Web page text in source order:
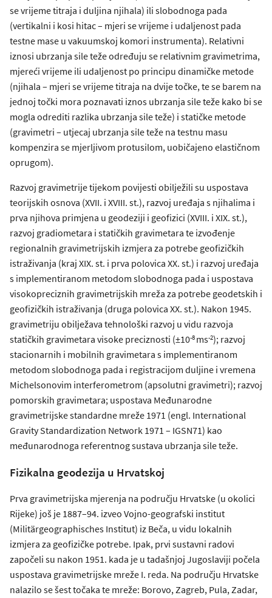
se vrijeme titraja i duljina njihala) ili slobodnoga pada
(vertikalni i kosi hitac – mjeri se vrijeme i udaljenost pada
testne mase u vakuumskoj komori instrumenta). Relativni
iznosi ubrzanja sile teže određuju se relativnim gravimetrima,
mjereći vrijeme ili udaljenost po principu dinamičke metode
(njihala – mjeri se vrijeme titraja na dvije točke, te se barem na
jednoj točki mora poznavati iznos ubrzanja sile teže kako bi se
mogla odrediti razlika ubrzanja sile teže) i statičke metode
(gravimetri – utjecaj ubrzanja sile teže na testnu masu
kompenzira se mjerljivom protusilom, uobičajeno elastičnom
oprugom).
Razvoj gravimetrije tijekom povijesti obilježili su uspostava
teorijskih osnova (XVII. i XVIII. st.), razvoj uređaja s njihalima i
prva njihova primjena u geodeziji i geofizici (XVIII. i XIX. st.),
razvoj gradiometara i statičkih gravimetara te izvođenje
regionalnih gravimetrijskih izmjera za potrebe geofizičkih
istraživanja (kraj XIX. st. i prva polovica XX. st.) i razvoj uređaja
s implementiranom metodom slobodnoga pada i uspostava
visokopreciznih gravimetrijskih mreža za potrebe geodetskih i
geofizičkih istraživanja (druga polovica XX. st.). Nakon 1945.
gravimetriju obilježava tehnološki razvoj u vidu razvoja
statičkih gravimetara visoke preciznosti (±10-8 ms-2); razvoj
stacionarnih i mobilnih gravimetara s implementiranom
metodom slobodnoga pada i registracijom duljine i vremena
Michelsonovim interferometrom (apsolutni gravimetri); razvoj
pomorskih gravimetara; uspostava Međunarodne
gravimetrijske standardne mreže 1971 (engl. International
Gravity Standardization Network 1971 – IGSN71) kao
međunarodnoga referentnog sustava ubrzanja sile teže.
Fizikalna geodezija u Hrvatskoj
Prva gravimetrijska mjerenja na području Hrvatske (u okolici
Rijeke) još je 1887–94. izveo Vojno-geografski institut
(Militärgeographisches Institut) iz Beča, u vidu lokalnih
izmjera za geofizičke potrebe. Ipak, prvi sustavni radovi
započeli su nakon 1951. kada je u tadašnjoj Jugoslaviji počela
uspostava gravimetrijske mreže I. reda. Na području Hrvatske
nalazilo se šest točaka te mreže: Borovo, Zagreb, Pula, Zadar,